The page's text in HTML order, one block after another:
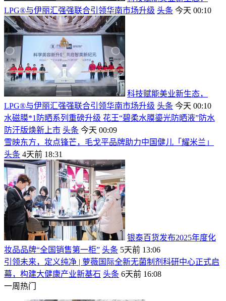
LPG®与伊丽汇强强联合引领华南市场升级 头条 今天 00:10
科技赋能美业新生态，
LPG®与伊丽汇强强联合引领华南市场升级 头条 今天 00:10
水磁膜*1防晒系列重磅升级 花王“碧柔水膜鎏光防晒液”防水
防汗版焕新上市 头条 今天 00:09
雪映东方，妆点锋芒，毛戈平品牌助力中国健儿「耀米兰」
头条 4天前 18:31
银泰百货发布2025年度化
妆品品牌“全国销售第一柜” 头条 5天前 13:06
引领未来，定义纯净 | 萝薇国际全新无菌制剂科研中心正式启
幕，构建大健康产业新基石 头条 6天前 16:08
一周热门